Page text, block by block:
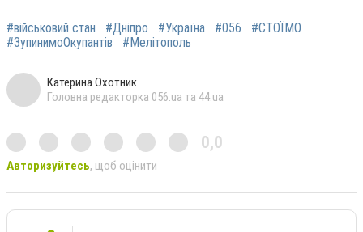
#військовий стан #Дніпро #Україна #056
#СТОЇМО
#ЗупинимоОкупантів
#Мелітополь
Катерина Охотник
Головна редакторка 056.ua та 44.ua
0,0
Авторизуйтесь, щоб оцінити